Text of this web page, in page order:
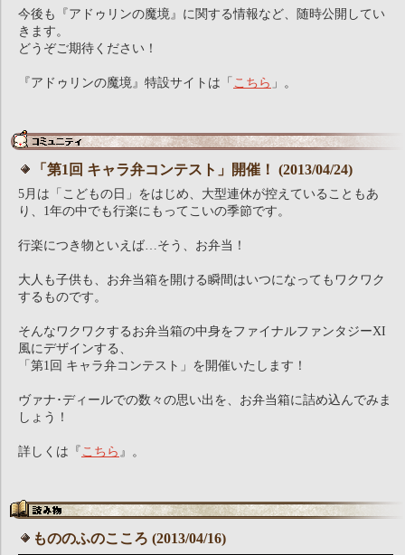
今後も『アドゥリンの魔境』に関する情報など、随時公開してい
きます。
どうぞご期待ください！
『アドゥリンの魔境』特設サイトは「 こちら 」。
「第1回 キャラ弁コンテスト」開催！ (2013/04/24)
5月は「こどもの日」をはじめ、大型連休が控えていることもあ
り、1年の中でも行楽にもってこいの季節です。
行楽につき物といえば…そう、お弁当！
大人も子供も、お弁当箱を開ける瞬間はいつになってもワクワク
するものです。
そんなワクワクするお弁当箱の中身をファイナルファンタジーXI
風にデザインする、
「第1回 キャラ弁コンテスト」を開催いたします！
ヴァナ･ディールでの数々の思い出を、お弁当箱に詰め込んでみま
しょう！
詳しくは『 こちら 』。
もののふのこころ (2013/04/16)